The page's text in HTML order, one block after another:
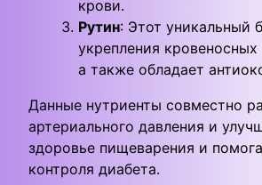
крови.
Рутин: Этот уникальный
укрепления
а также обладает
Данные нутриенты совместно
артериального давления и
здоровье пищеварения и
контроля диабета.